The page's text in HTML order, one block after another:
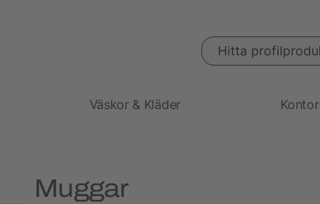
Hitta profilprodukter
Väskor & Kläder Kontor
Muggar